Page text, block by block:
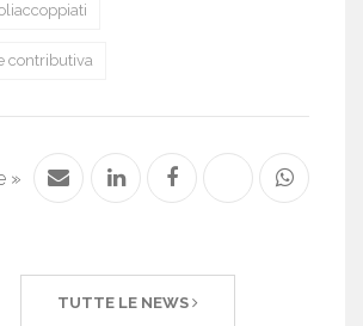
contributiva
»
TUTTE LE NEWS